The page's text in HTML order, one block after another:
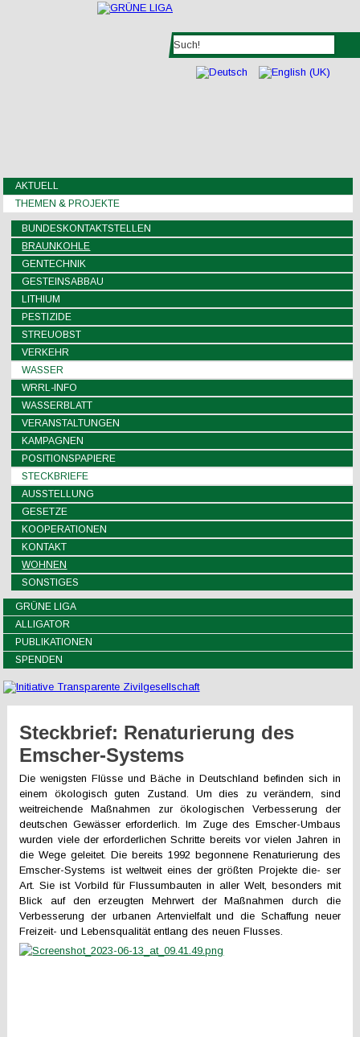
AKTUELL
THEMEN & PROJEKTE
BUNDESKONTAKTSTELLEN
BRAUNKOHLE
GENTECHNIK
GESTEINSABBAU
LITHIUM
PESTIZIDE
STREUOBST
VERKEHR
WASSER
WRRL-INFO
WASSERBLATT
VERANSTALTUNGEN
KAMPAGNEN
POSITIONSPAPIERE
STECKBRIEFE
AUSSTELLUNG
GESETZE
KOOPERATIONEN
KONTAKT
WOHNEN
SONSTIGES
GRÜNE LIGA
ALLIGATOR
PUBLIKATIONEN
SPENDEN
Steckbrief: Renaturierung des
Emscher-Systems
Die wenigsten Flüsse und Bäche in Deutschland befinden sich in
einem ökologisch guten Zustand. Um dies zu verändern, sind
weitreichende Maßnahmen zur ökologischen Verbesserung der
deutschen Gewässer erforderlich. Im Zuge des Emscher-Umbaus
wurden viele der erforderlichen Schritte bereits vor vielen Jahren in
die Wege geleitet. Die bereits 1992 begonnene Renaturierung des
Emscher-Systems ist weltweit eines der größten Projekte die- ser
Art. Sie ist Vorbild für Flussumbauten in aller Welt, besonders mit
Blick auf den erzeugten Mehrwert der Maßnahmen durch die
Verbesserung der urbanen Artenvielfalt und die Schaffung neuer
Freizeit- und Lebensqualität entlang des neuen Flusses.